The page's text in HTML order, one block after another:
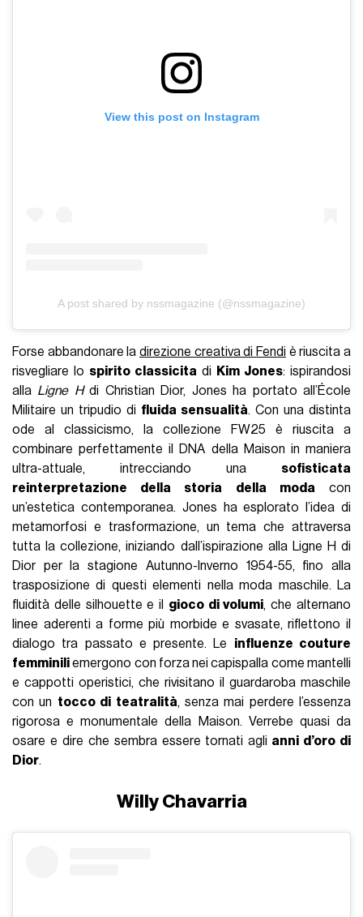
View this post on Instagram
A post shared by nssmagazine (@nssmagazine)
Forse abbandonare ladirezione creativa di Fendi è riuscita a
risvegliare lo spirito classicita di Kim Jones: ispirandosi
alla Ligne Hdi Christian Dior, Jones ha portato all’École
Militaire un tripudio di fluida sensualità. Con una distinta
ode al classicismo, la collezione FW25 è riuscita a
combinare perfettamente il DNA della Maison in maniera
ultra-attuale, intrecciando una sofisticata
reinterpretazione della storia della moda con
un’estetica contemporanea. Jones ha esplorato l’idea di
metamorfosi e trasformazione, un tema che attraversa
tutta la collezione, iniziando dall’ispirazione alla Ligne H di
Dior per la stagione Autunno-Inverno 1954-55, fino alla
trasposizione di questi elementi nella moda maschile. La
fluidità delle silhouette e il gioco di volumi, che alternano
linee aderenti a forme più morbide e svasate, riflettono il
dialogo tra passato e presente. Le influenze couture
femminiliemergono con forza nei capispalla come mantelli
e cappotti operistici, che rivisitano il guardaroba maschile
con un tocco di teatralità, senza mai perdere l’essenza
rigorosa e monumentale della Maison. Verrebe quasi da
osare e dire che sembra essere tornati agli anni d’oro di
Dior.
Willy Chavarria